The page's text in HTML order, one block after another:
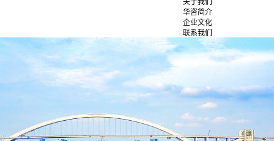
关于我们
华咨简介
企业文化
联系我们